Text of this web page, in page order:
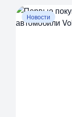
Новости